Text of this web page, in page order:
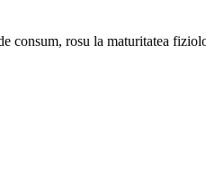
consum, rosu la maturitatea